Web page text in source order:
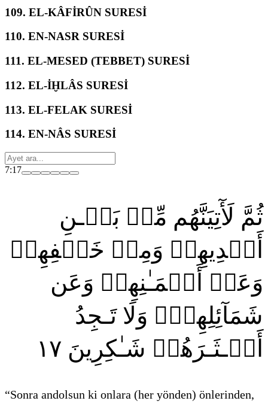
109. EL-KÂFİRÛN SURESİ
110. EN-NASR SURESİ
111. EL-MESED (TEBBET) SURESİ
112. EL-İḪLÂS SURESİ
113. EL-FELAK SURESİ
114. EN-NÂS SURESİ
7:17
ثُمَّ لَأٓتِيَنَّهُم مِّنۢ بَيۡـنِ
أَيۡدِيهِمۡ وَمِنۡ خَلۡفِهِمۡ
وَعَنۡ أَيۡمَـٰنِهِمۡ وَعَن
شَمَآئِلِهِمۡۖ وَلَا تَـجِدُ
أَكۡـثَـرَهُمۡ شَـٰكِرِينَ ١٧
“Sonra andolsun ki onlara (her yönden) önlerinden,